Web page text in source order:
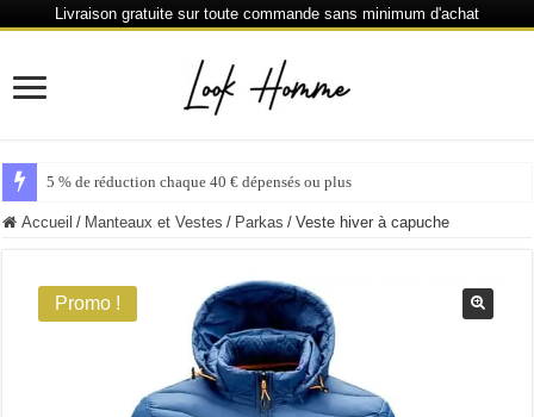
Livraison gratuite sur toute commande sans minimum d'achat
5 % de réduction chaque 40 € dépensés ou plus
Accueil / Manteaux et Vestes / Parkas / Veste hiver à capuche
Promo !